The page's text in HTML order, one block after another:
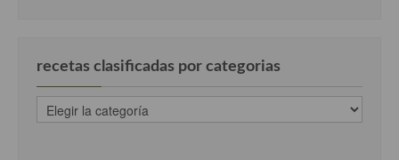
recetas clasificadas por categorias
recetas
clasificadas